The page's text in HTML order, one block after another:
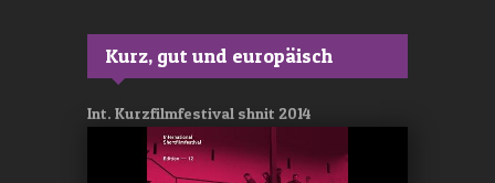
Kurz, gut und europäisch
Int. Kurzfilmfestival shnit 2014